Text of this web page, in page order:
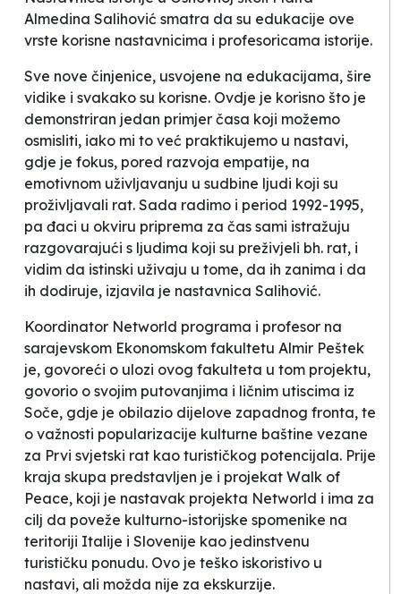
Almedina Salihović smatra da su edukacije ove
vrste korisne nastavnicima i profesoricama istorije.
Sve nove činjenice, usvojene na edukacijama, šire
vidike i svakako su korisne. Ovdje je korisno što je
demonstriran jedan primjer časa koji možemo
osmisliti, iako mi to već praktikujemo u nastavi,
gdje je fokus, pored razvoja empatije, na
emotivnom uživljavanju u sudbine ljudi koji su
proživljavali rat. Sada radimo i period 1992-1995,
pa đaci u okviru priprema za čas sami istražuju
razgovarajući s ljudima koji su preživjeli bh. rat, i
vidim da istinski uživaju u tome, da ih zanima i da
ih dodiruje, izjavila je nastavnica Salihović.
Koordinator Networld programa i profesor na
sarajevskom Ekonomskom fakultetu Almir Peštek
je, govoreći o ulozi ovog fakulteta u tom projektu,
govorio o svojim putovanjima i ličnim utiscima iz
Soče, gdje je obilazio dijelove zapadnog fronta, te
o važnosti popularizacije kulturne baštine vezane
za Prvi svjetski rat kao turističkog potencijala. Prije
kraja skupa predstavljen je i projekat Walk of
Peace, koji je nastavak projekta Networld i ima za
cilj da poveže kulturno-istorijske spomenike na
teritoriji Italije i Slovenije kao jedinstvenu
turističku ponudu. Ovo je teško iskoristivo u
nastavi, ali možda nije za ekskurzije.